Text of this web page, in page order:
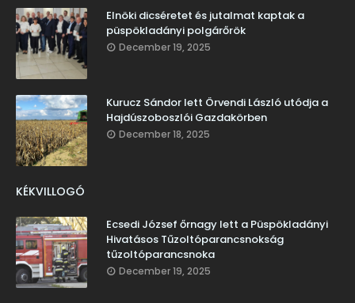
Elnöki dicséretet és jutalmat kaptak a
püspökladányi polgárőrök
December 19, 2025
Kurucz Sándor lett Örvendi László utódja a
Hajdúszoboszlói Gazdakörben
December 18, 2025
KÉKVILLOGÓ
Ecsedi József őrnagy lett a Püspökladányi
Hivatásos Tűzoltóparancsnokság
tűzoltóparancsnoka
December 19, 2025